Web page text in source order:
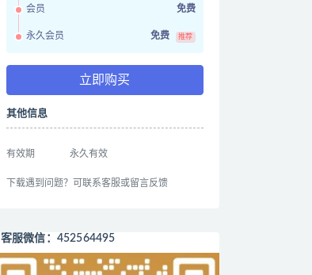
会员 免费
永久会员 免费 推荐
立即购买
其他信息
有效期 永久有效
下载遇到问题？可联系客服或留言反馈
客服微信：452564495